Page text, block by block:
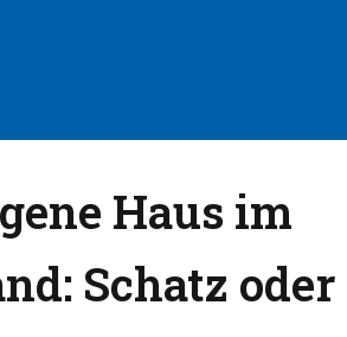
Haus im
Schatz oder